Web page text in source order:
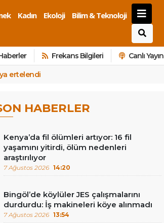
Kadın Ekoloji
Bilim & Teknoloji
Frekans Bilgileri Canlı Yayın
ertelendi
HABERLER
Kenya’da fil ölümleri artıyor: 16 fil
yaşamını yitirdi, ölüm nedenleri
araştırılıyor
7 Ağustos 2026 14:20
Bingöl’de köylüler JES çalışmalarını
durdurdu: İş makineleri köye alınmadı
7 Ağustos 2026 13:54